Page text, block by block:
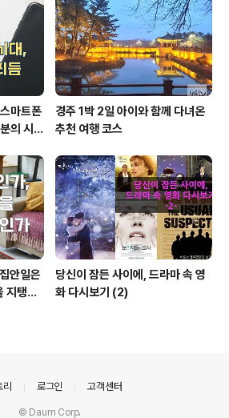
마트폰
의 시간
경주 1박 2일 아이와 함께 다녀온
추천 여행 코스
안일은
지탱하
당신이 잠든 사이에, 드라마 속 영
화 다시보기 (2)
리 로그인 고객센터
© Daum Corp.